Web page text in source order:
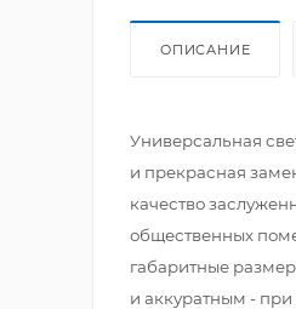
ОПИСАНИЕ
Универсальная
и прекрасная
качество
общественных
габаритные
и аккуратным -